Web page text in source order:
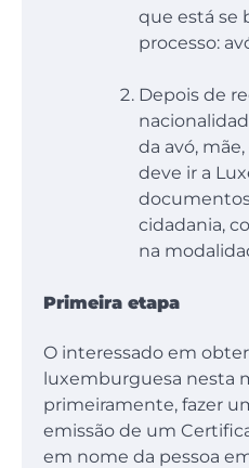
que está se
processo:
Depois de
da avó,
deve ir a
cidadania,
na
Primeira etapa
O interessado em
luxemburguesa nesta
primeiramente, fazer
emissão de um
em nome da pessoa